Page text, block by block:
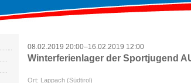
08.02.2019 20:00–16.02.2019 12:00
Winterferienlager der Sportjugend
Ort: Lappach (Südtirol)